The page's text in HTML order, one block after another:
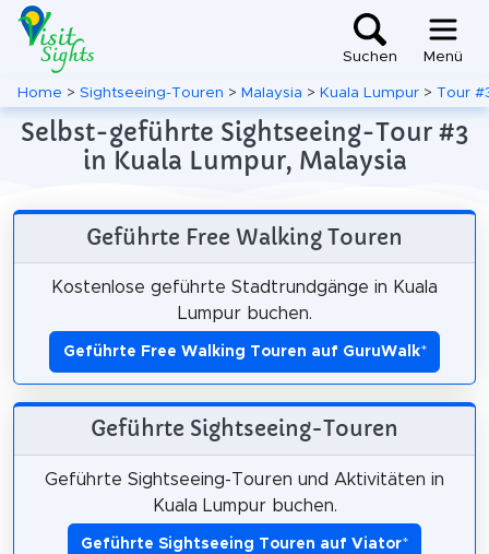
Suchen Menü
Home > Sightseeing-Touren > Malaysia > Kuala Lumpur > Tour
Selbst-geführte Sightseeing-Tour #3
in Kuala Lumpur, Malaysia
Geführte Free Walking Touren
Kostenlose geführte Stadtrundgänge in Kuala
Lumpur buchen.
Geführte Free Walking Touren auf GuruWalk*
Geführte Sightseeing-Touren
Geführte Sightseeing-Touren und Aktivitäten in
Kuala Lumpur buchen.
Geführte Sightseeing Touren auf Viator*